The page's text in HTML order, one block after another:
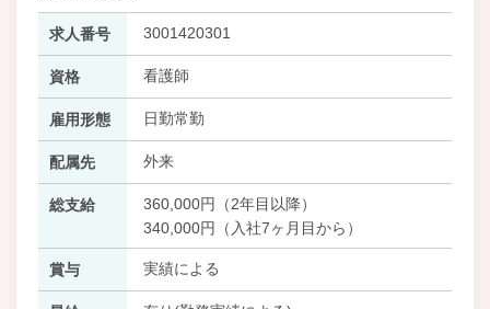
求人番号 3001420301
資格 看護師
雇用形態 日勤常勤
配属先 外来
総支給
360,000円（2年目以降）
340,000円（入社7ヶ月目から）
賞与 実績による